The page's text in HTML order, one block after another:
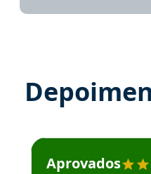
Estudante José
Aprovados